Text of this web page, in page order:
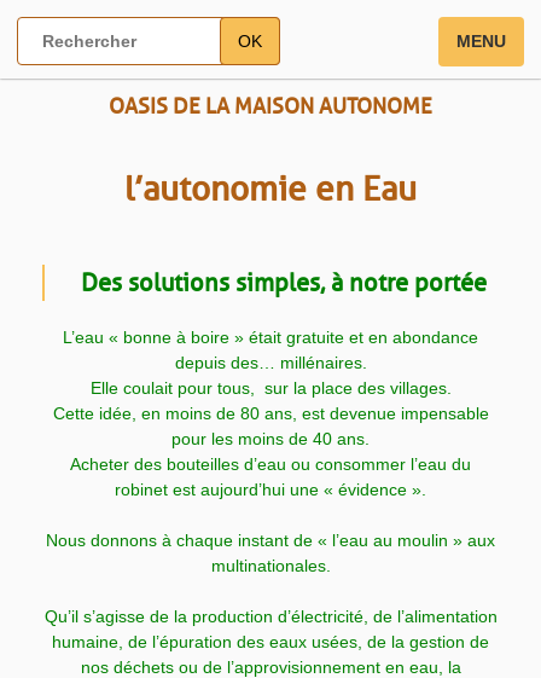
OASIS DE LA MAISON AUTONOME
MENU
l’autonomie en Eau
Des solutions simples, à notre portée
L’eau « bonne à boire » était gratuite et en abondance
depuis des… millénaires.
Elle coulait pour tous, sur la place des villages.
Cette idée, en moins de 80 ans, est devenue impensable
pour les moins de 40 ans.
Acheter des bouteilles d’eau ou consommer l’eau du
robinet est aujourd’hui une « évidence ».
Nous donnons à chaque instant de « l’eau au moulin » aux
multinationales.
Qu’il s’agisse de la production d’électricité, de l’alimentation
humaine, de l’épuration des eaux usées, de la gestion de
nos déchets ou de l’approvisionnement en eau, la
OK